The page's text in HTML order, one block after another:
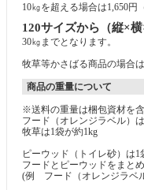
10㎏を超える場合は1,650円
120サイズから（縦×
30㎏までとなります。
牧草等かさばる商品の場合
商品の重量について
※送料の重量は梱包資材を
フード（オレンジラベル）
牧草は1袋が約1kg
ピーウッド（トイレ砂）は
フードとピーウッドをまと
(例 フード（オレンジラベ